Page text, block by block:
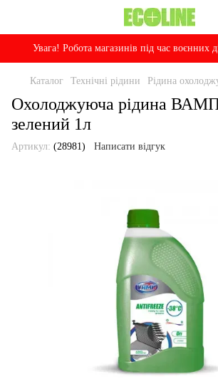
Увага! Робота магазинів під час воєнних
Каталог Технічні рідини Рідина
Охолоджуюча рідина
зелений 1л
Артикул: (28981) Написати відгук